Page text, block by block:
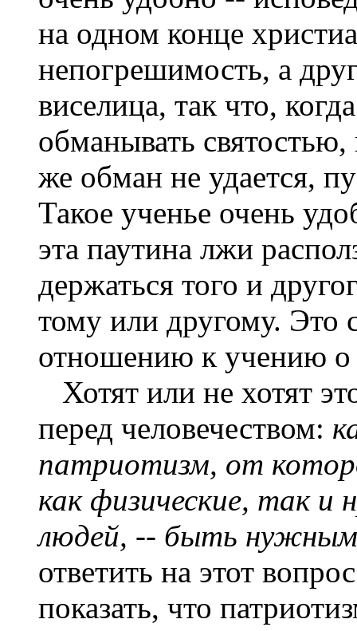
на одном конце
непогрешимость, а
виселица, так что,
обманывать святостью,
же обман не удается,
Такое ученье очень
эта паутина лжи
держаться того и
тому или другому. Это
отношению к учению о
Хотят или не хотят
перед человечеством:
патриотизм, от
как физические, так и
людей, -- быть
ответить на этот
показать, что